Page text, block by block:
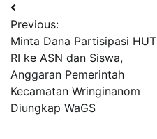
Navigasi
pos
Previous:
Minta Dana Partisipasi HUT
RI ke ASN dan Siswa,
Anggaran Pemerintah
Kecamatan Wringinanom
Diungkap WaGS